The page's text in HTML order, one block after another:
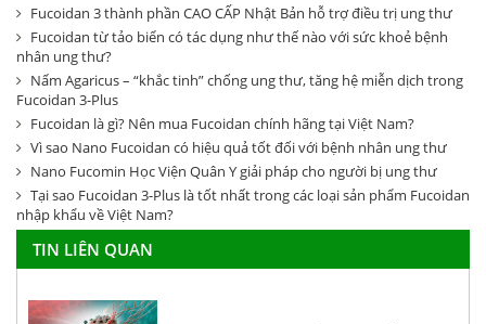
Fucoidan 3 thành phần CAO CẤP Nhật Bản hỗ trợ điều trị ung thư
Fucoidan từ tảo biển có tác dụng như thế nào với sức khoẻ bệnh
nhân ung thư?
Nấm Agaricus – “khắc tinh” chống ung thư, tăng hệ miễn dịch trong
Fucoidan 3-Plus
Fucoidan là gì? Nên mua Fucoidan chính hãng tại Việt Nam?
Vì sao Nano Fucoidan có hiệu quả tốt đối với bệnh nhân ung thư
Nano Fucomin Học Viện Quân Y giải pháp cho người bị ung thư
Tại sao Fucoidan 3-Plus là tốt nhất trong các loại sản phẩm Fucoidan
nhập khẩu về Việt Nam?
TIN LIÊN QUAN